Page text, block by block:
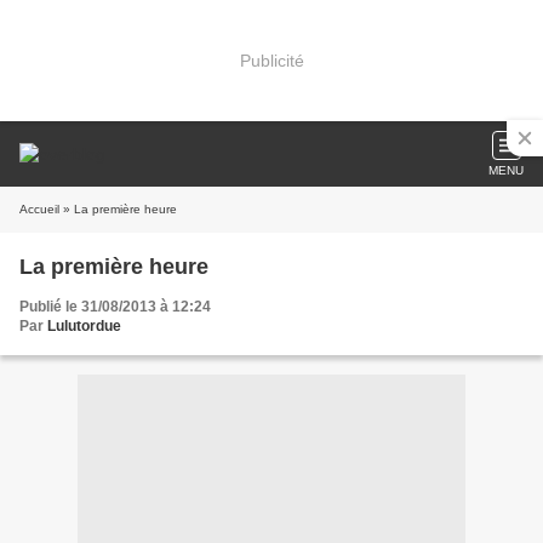
Publicité
MENU
Accueil » La première heure
La première heure
Publié le 31/08/2013 à 12:24
Par Lulutordue